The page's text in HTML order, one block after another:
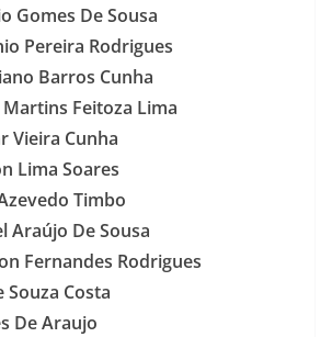
Gomes De Sousa
Pereira Rodrigues
Barros Cunha
Martins Feitoza Lima
Vieira Cunha
Lima Soares
Timbo
Araújo De Sousa
Fernandes Rodrigues
Souza Costa
De Araujo